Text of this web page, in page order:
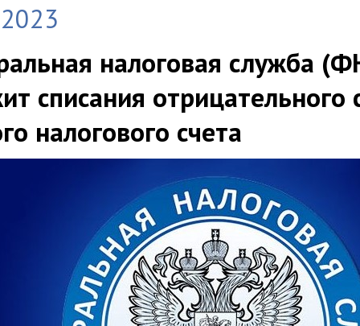
налоговая служба
списания отрицательного
налогового счета